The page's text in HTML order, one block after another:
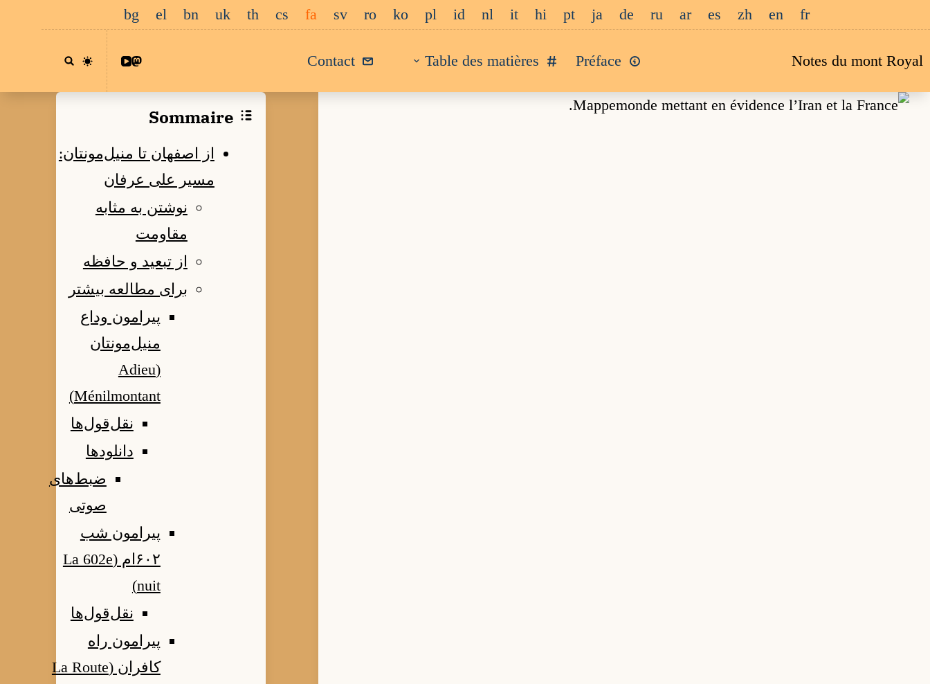
contenu
fr
en
zh
es
ar
ru
de
ja
pt
hi
it
nl
id
pl
ko
ro
sv
fa
cs
th
uk
bn
el
bg
Notes du mont Royal
Préface
Table des matières
Contact
از اصفهان تا منیل‌مونتان:
مسیر علی عرفان
نوشتن به مثابه
مقاومت
از تبعید و حافظه
برای مطالعه بیشتر
پیرامون وداع
منیل‌مونتان
(Adieu
Ménilmontant)
نقل‌قول‌ها
دانلودها
ضبط‌های
صوتی
پیرامون شب
۶۰۲ام (La 602e
nuit)
نقل‌قول‌ها
پیرامون راه
کافران (La Route